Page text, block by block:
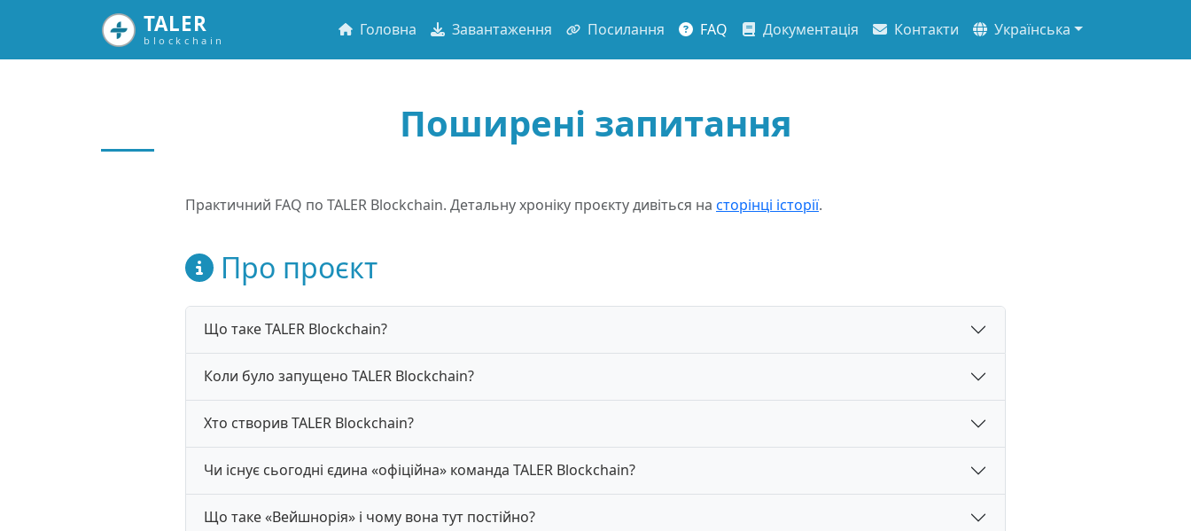
TALER
blockchain
Головна Завантаження Посилання FAQ Документація Контакти Українська
Поширені запитання
Практичний FAQ по TALER Blockchain. Детальну хроніку проєкту дивіться на сторінці історії.
Про проєкт
Що таке TALER Blockchain?
Коли було запущено TALER Blockchain?
Хто створив TALER Blockchain?
Чи існує сьогодні єдина «офіційна» команда TALER Blockchain?
Що таке «Вейшнорія» і чому вона тут постійно?